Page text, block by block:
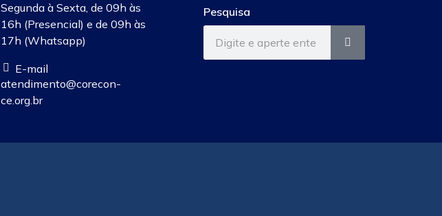
Segunda à Sexta, de 09h às
16h (Presencial) e de 09h às
17h (Whatsapp)
E-mail
atendimento@corecon-
ce.org.br
Pesquisa